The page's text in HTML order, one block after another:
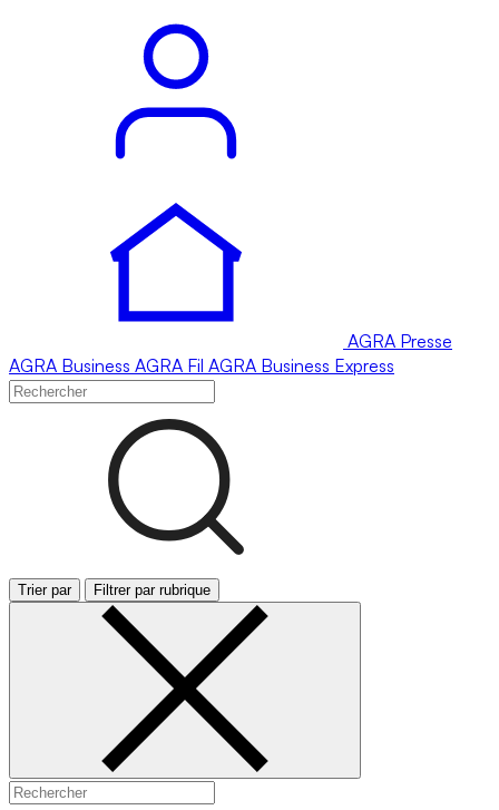
AGRA Presse
AGRA Business AGRA Fil AGRA Business Express
Trier par Filtrer par rubrique